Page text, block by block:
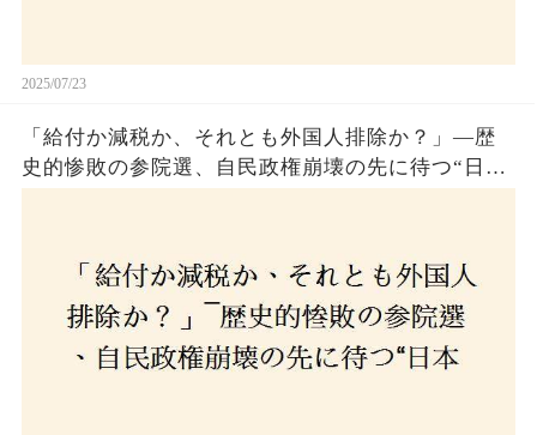
2025/07/23
「給付か減税か、それとも外国人排除か？」―歴
史的惨敗の参院選、自民政権崩壊の先に待つ“日本